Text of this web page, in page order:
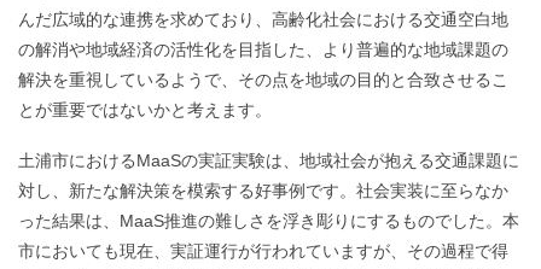
んだ広域的な連携を求めており、高齢化社会における交通空白地
の解消や地域経済の活性化を目指した、より普遍的な地域課題の
解決を重視しているようで、その点を地域の目的と合致させるこ
とが重要ではないかと考えます。
土浦市におけるMaaSの実証実験は、地域社会が抱える交通課題に
対し、新たな解決策を模索する好事例です。社会実装に至らなか
った結果は、MaaS推進の難しさを浮き彫りにするものでした。本
市においても現在、実証運行が行われていますが、その過程で得